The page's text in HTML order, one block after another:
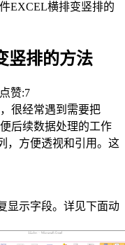
EXCEL横排变竖排的
竖排的方法
点赞:7
很经常遇到需要把
后续数据处理的工作
，方便透视和引用。这
显示字段。详见下面动